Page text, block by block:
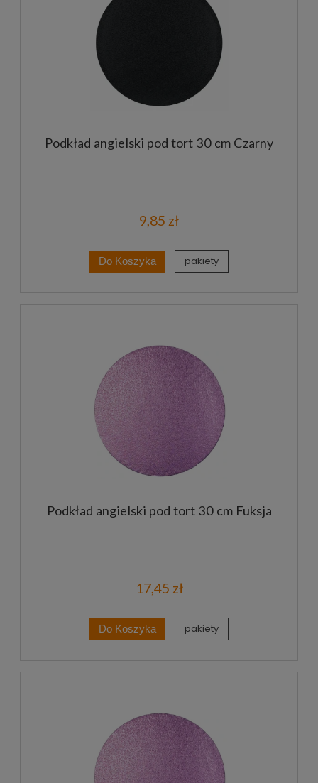
Podkład angielski pod tort 30 cm Czarny
9,85 zł
Do Koszyka pakiety
Podkład angielski pod tort 30 cm Fuksja
17,45 zł
Do Koszyka pakiety